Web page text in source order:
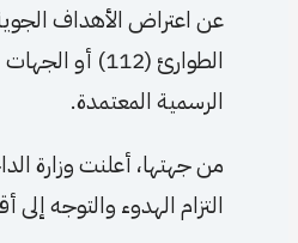
عن اعتراض الأهداف
الطوارئ
الرسمية المعتمدة.
من جهتها، أعلنت وزارة
التزام الهدوء والتوجه